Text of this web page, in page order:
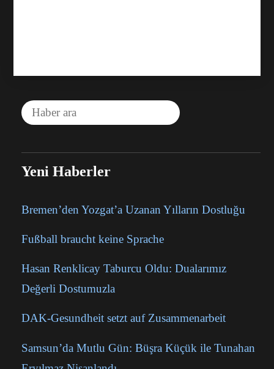
Yeni Haberler
Bremen’den Yozgat’a Uzanan Yılların Dostluğu
Fußball braucht keine Sprache
Hasan Renklicay Taburcu Oldu: Dualarımız
Değerli Dostumuzla
DAK-Gesundheit setzt auf Zusammenarbeit
Samsun’da Mutlu Gün: Büşra Küçük ile Tunahan